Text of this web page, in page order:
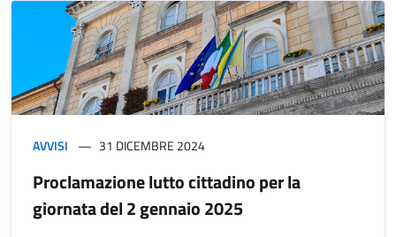
AVVISI 31 DICEMBRE 2024
Proclamazione lutto cittadino per la
giornata del 2 gennaio 2025